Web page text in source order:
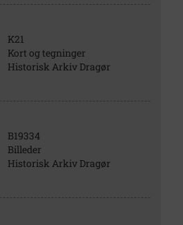
K21
Kort og tegninger
Historisk Arkiv Dragør
B19334
Billeder
Historisk Arkiv Dragør